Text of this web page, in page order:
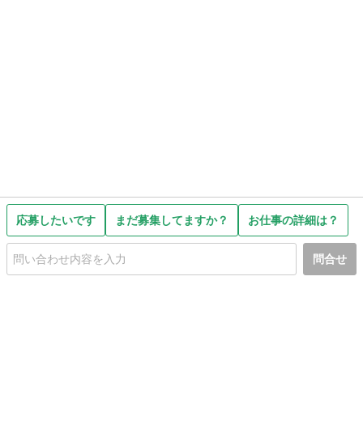
応募したいです まだ募集してますか？ お仕事の詳細は？
問合せ